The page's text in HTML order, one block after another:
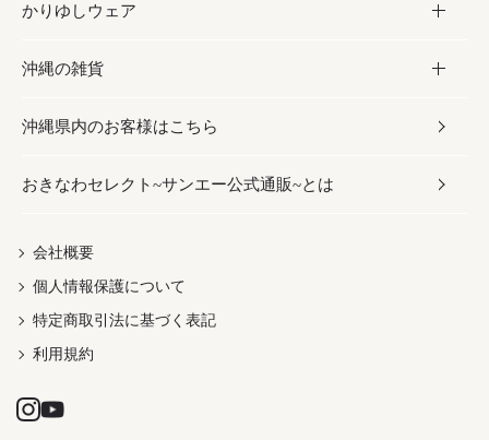
レトルト食品
乾物／粉類
お酢／ドレッシング
しょうゆ
みそ
だし／スパイス／島唐辛子
ちんすこう
伝統菓子
スナック
おつまみ
紅芋
泡盛
ビール・チューハイ
ワイン・ウィスキー・カクテル
ドリンク
茶葉
コスメ
スキンケア
ボディケア
ヘアケア
UVケア
かりゆしウェア
かりゆしウェア
メンズ
レディース
沖縄の雑貨
雑貨
沖縄ファッション
伝統工芸品
沖縄県内のお客様はこちら
おきなわセレクト~サンエー公式通販~とは
会社概要
個人情報保護について
特定商取引法に基づく表記
利用規約